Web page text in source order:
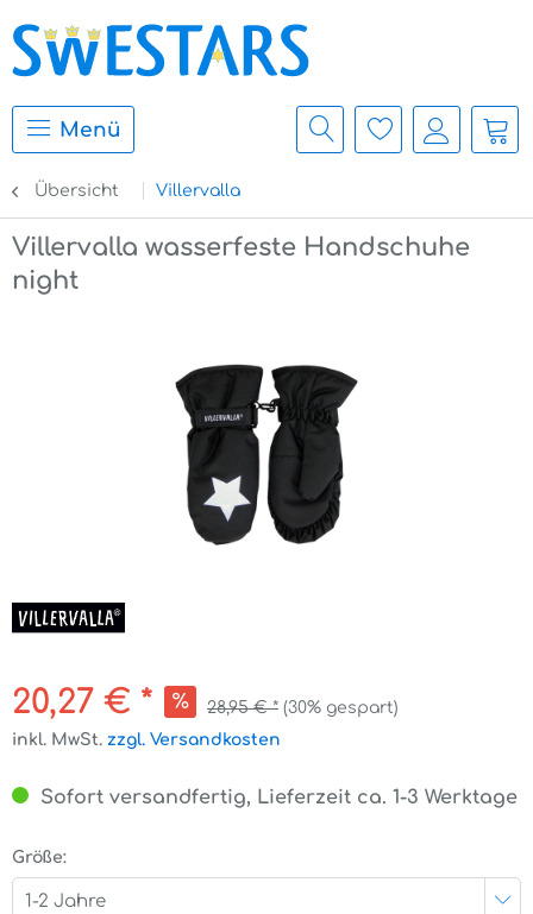
Menü
Übersicht Villervalla
Villervalla wasserfeste Handschuhe
night
20,27 € * 28,95 € * (30% gespart)
inkl. MwSt. zzgl. Versandkosten
Sofort versandfertig, Lieferzeit ca. 1-3 Werktage
Größe:
1-2 Jahre